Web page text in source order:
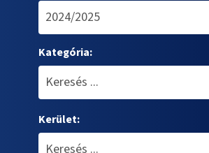
Kategória:
Kerület: